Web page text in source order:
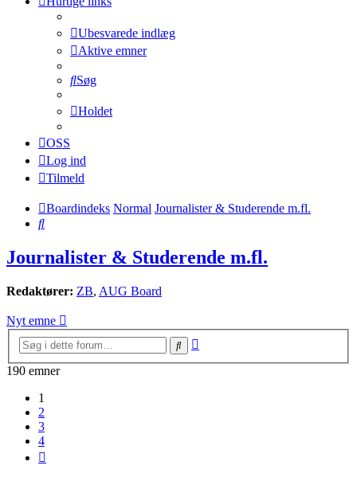
Ubesvarede indlæg
Aktive emner
Søg
Holdet
OSS
Log ind
Tilmeld
Boardindeks Normal Journalister & Studerende m.fl.
Søg
Journalister & Studerende m.fl.
Redaktører: ZB, AUG Board
Nyt emne
Søg
190 emner
1
2
3
4